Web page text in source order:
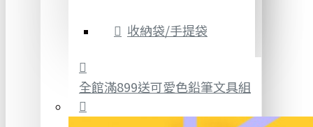
收納袋/手提袋
全館滿899送可愛色鉛筆文具組